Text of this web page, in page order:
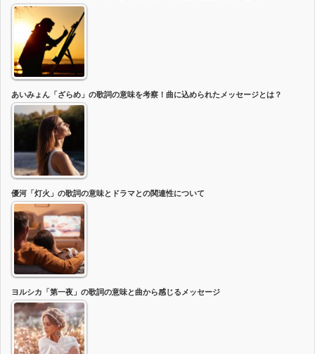
あいみょん「ざらめ」の歌詞の意味を考察！曲に込められたメッセージとは？
優河「灯火」の歌詞の意味とドラマとの関連性について
ヨルシカ「第一夜」の歌詞の意味と曲から感じるメッセージ